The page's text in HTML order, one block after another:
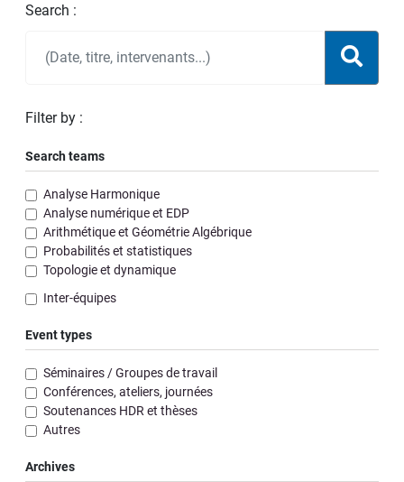
Search :
Filter by :
Search teams
Analyse Harmonique
Analyse numérique et EDP
Arithmétique et Géométrie Algébrique
Probabilités et statistiques
Topologie et dynamique
Inter-équipes
Event types
Séminaires / Groupes de travail
Conférences, ateliers, journées
Soutenances HDR et thèses
Autres
Archives